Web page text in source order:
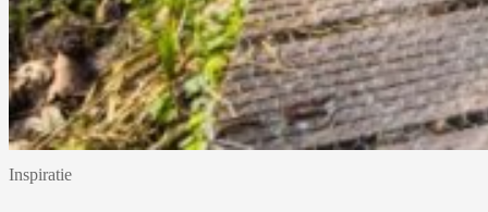
Inspiratie